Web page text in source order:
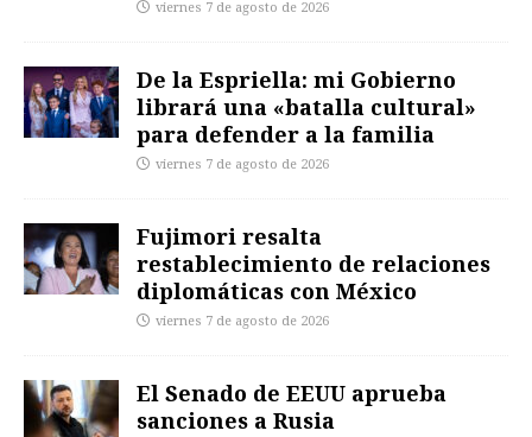
viernes 7 de agosto de 2026
De la Espriella: mi Gobierno
librará una «batalla cultural»
para defender a la familia
viernes 7 de agosto de 2026
Fujimori resalta
restablecimiento de relaciones
diplomáticas con México
viernes 7 de agosto de 2026
El Senado de EEUU aprueba
sanciones a Rusia